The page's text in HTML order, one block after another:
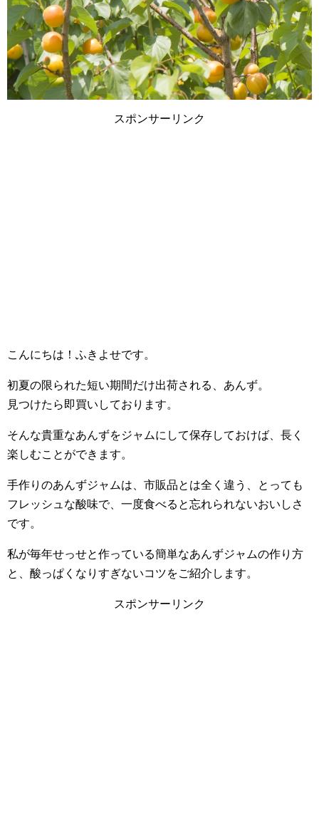
スポンサーリンク
こんにちは！ふきよせです。
初夏の限られた短い期間だけ出荷される、あんず。
見つけたら即買いしております。
そんな貴重なあんずをジャムにして保存しておけば、長く
楽しむことができます。
手作りのあんずジャムは、市販品とは全く違う、とっても
フレッシュな酸味で、一度食べると忘れられないおいしさ
です。
私が毎年せっせと作っている簡単なあんずジャムの作り方
と、酸っぱくなりすぎないコツをご紹介します。
スポンサーリンク